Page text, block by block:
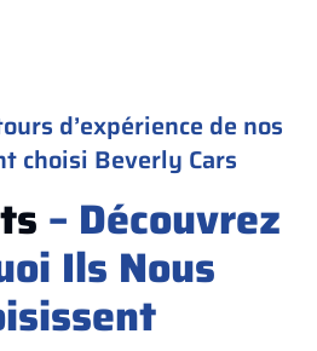
d’expérience de nos
choisi Beverly Cars
– Découvrez
Ils Nous